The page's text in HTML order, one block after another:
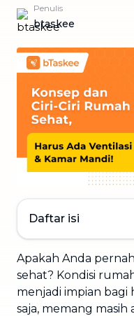
Penulis
btaskee
Daftar isi
Apakah Anda
sehat? Kondisi
menjadi impian bagi
saja, memang masih